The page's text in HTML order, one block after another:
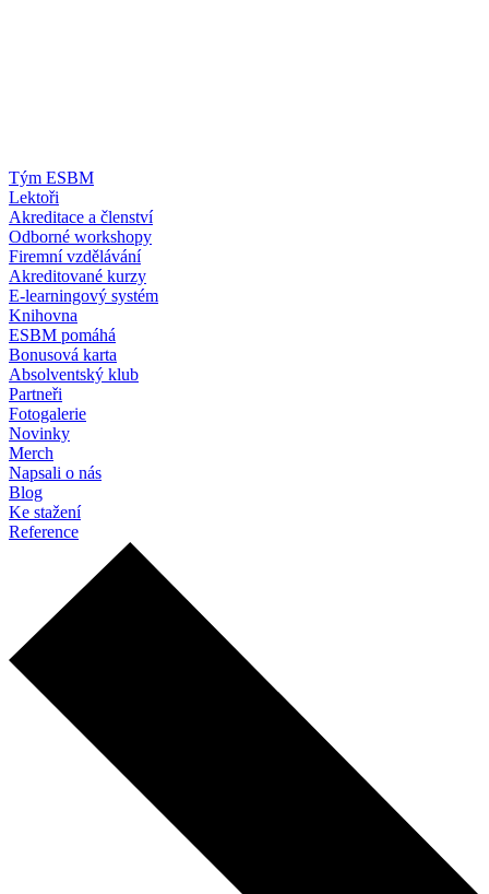
Tým ESBM
Lektoři
Akreditace a členství
Odborné workshopy
Firemní vzdělávání
Akreditované kurzy
E-learningový systém
Knihovna
ESBM pomáhá
Bonusová karta
Absolventský klub
Partneři
Fotogalerie
Novinky
Merch
Napsali o nás
Blog
Ke stažení
Reference